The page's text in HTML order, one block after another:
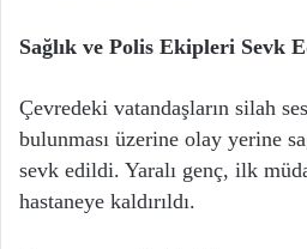
Sağlık ve Polis Ekipleri Sevk
Çevredeki vatandaşların silah
bulunması üzerine olay yerine
sevk edildi. Yaralı genç, ilk
hastaneye kaldırıldı.